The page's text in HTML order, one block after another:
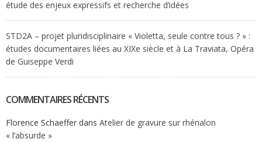
étude des enjeux expressifs et recherche d’idées
STD2A – projet pluridisciplinaire « Violetta, seule contre tous ? » :
études documentaires liées au XIXe siècle et à La Traviata, Opéra
de Guiseppe Verdi
COMMENTAIRES RÉCENTS
Florence Schaeffer dans Atelier de gravure sur rhénalon
« l’absurde »